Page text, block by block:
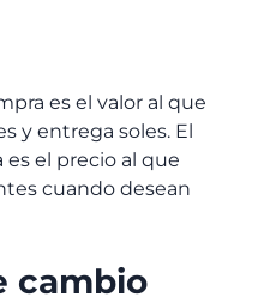
es el valor al que
y entrega soles. El
el precio al que
cuando desean
cambio